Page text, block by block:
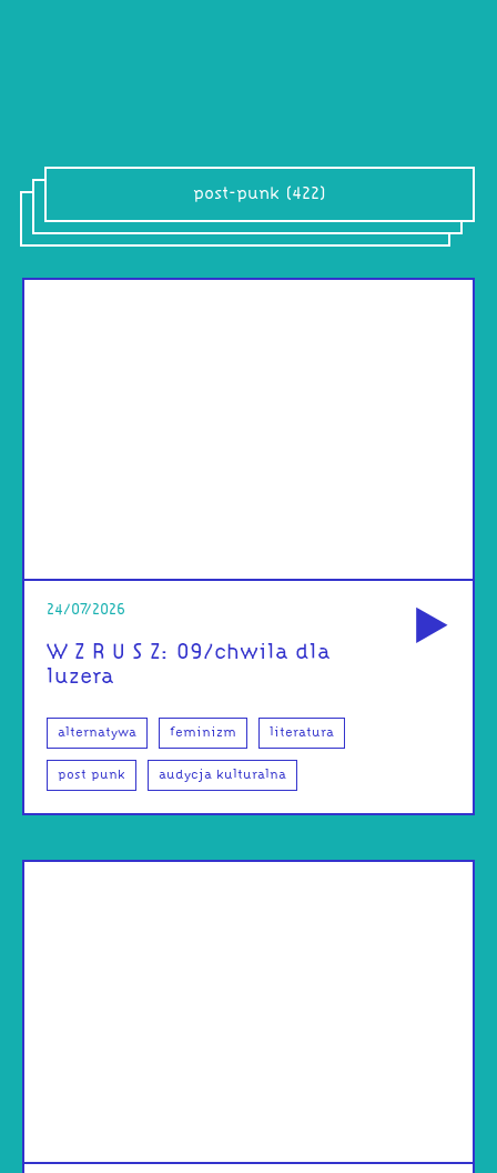
post-punk (422)
24/07/2026
W Z R U S Z: 09/chwila dla
luzera
alternatywa feminizm literatura
post punk audycja kulturalna